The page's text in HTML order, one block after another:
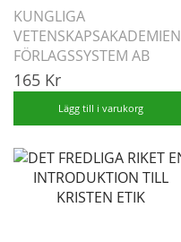
KUNGLIGA
VETENSKAPSAKADEMIEN
FÖRLAGSSYSTEM AB
165 Kr
Lägg till i varukorg